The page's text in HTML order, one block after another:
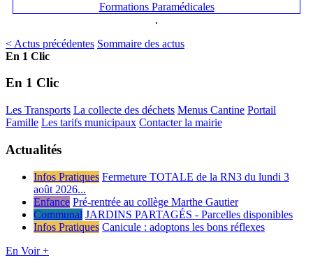
< Actus précédentes Sommaire des actus
En 1 Clic
En 1 Clic
Les Transports La collecte des déchets Menus Cantine Portail
Famille Les tarifs municipaux Contacter la mairie
Actualités
Infos Pratiques Fermeture TOTALE de la RN3 du lundi 3
août 2026...
Enfance Pré-rentrée au collège Marthe Gautier
Communal JARDINS PARTAGÉS - Parcelles disponibles
Infos Pratiques Canicule : adoptons les bons réflexes
En Voir +